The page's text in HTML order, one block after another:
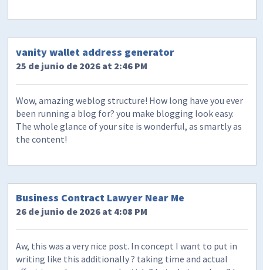
vanity wallet address generator
25 de junio de 2026 at 2:46 PM
Wow, amazing weblog structure! How long have you ever
been running a blog for? you make blogging look easy.
The whole glance of your site is wonderful, as smartly as
the content!
Business Contract Lawyer Near Me
26 de junio de 2026 at 4:08 PM
Aw, this was a very nice post. In concept I want to put in
writing like this additionally ? taking time and actual